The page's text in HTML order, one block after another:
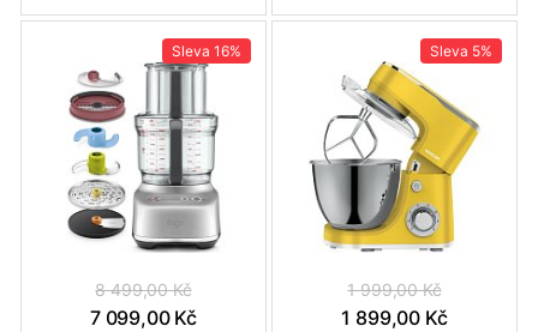
KENWOOD
Sleva 16%
8 499,00 Kč
7 099,00 Kč
Sleva 5%
1 999,00 Kč
1 899,00 Kč